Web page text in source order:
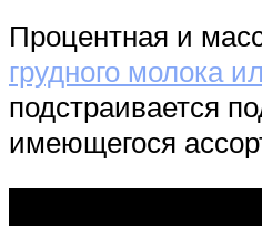
Процентная и
грудного молока
подстраивается
имеющегося